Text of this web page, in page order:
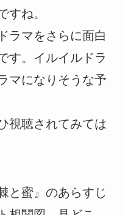
すね。
ラマをさらに面白
す。イルイルドラ
マになりそうな予
視聴されてみては
と蜜』のあらすじ